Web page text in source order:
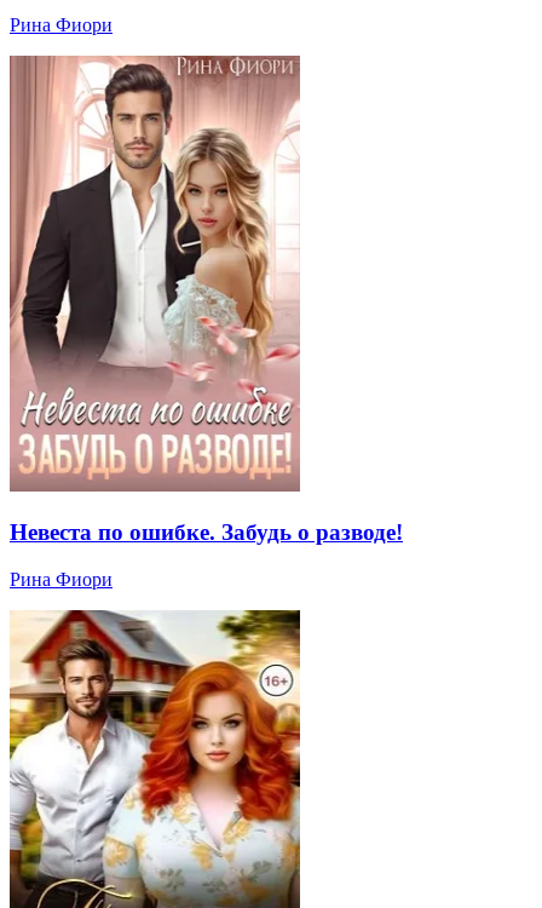
Рина Фиори
Невеста по ошибке. Забудь о разводе!
Рина Фиори